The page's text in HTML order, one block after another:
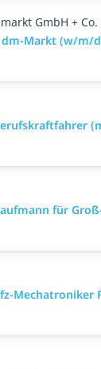
GmbH + Co.
Markt (w/m/
für